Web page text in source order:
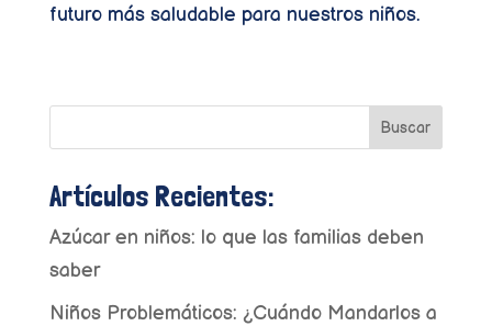
futuro más saludable para nuestros niños.
Buscar
Artículos Recientes:
Azúcar en niños: lo que las familias deben
saber
Niños Problemáticos: ¿Cuándo Mandarlos a